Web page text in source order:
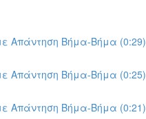
Απάντηση Βήμα-Βήμα (0:29)
Απάντηση Βήμα-Βήμα (0:25)
Απάντηση Βήμα-Βήμα (0:21)